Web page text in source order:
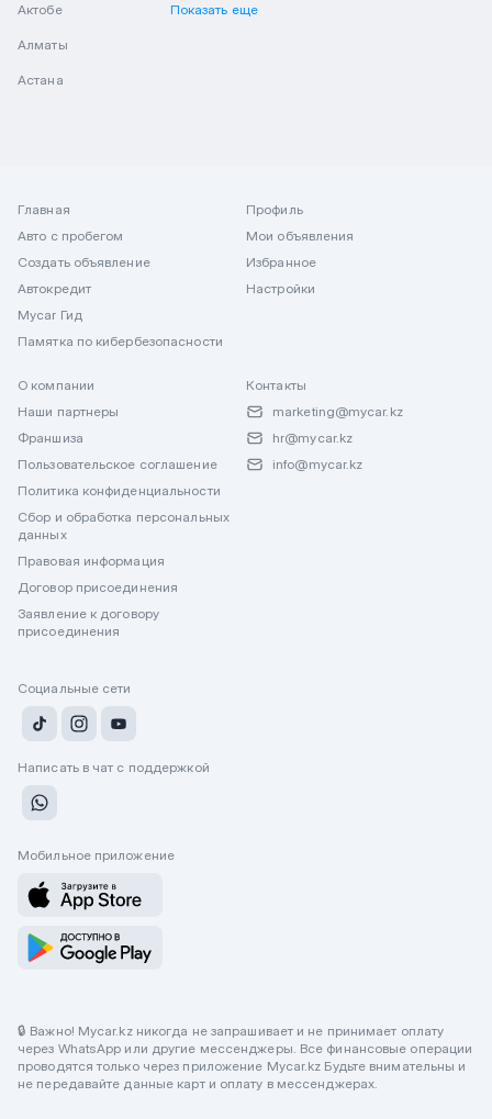
Актобе
Алматы
Астана
Показать еще
Главная
Авто с пробегом
Создать объявление
Автокредит
Mycar Гид
Памятка по кибербезопасности
Профиль
Мои объявления
Избранное
Настройки
О компании
Наши партнеры
Франшиза
Пользовательское соглашение
Политика конфиденциальности
Сбор и обработка персональных
данных
Правовая информация
Договор присоединения
Заявление к договору
присоединения
Контакты
marketing@mycar.kz
hr@mycar.kz
info@mycar.kz
Социальные сети
Написать в чат с поддержкой
Мобильное приложение
🔒 Важно! Mycar.kz никогда не запрашивает и не принимает оплату
через WhatsApp или другие мессенджеры. Все финансовые операции
проводятся только через приложение Mycar.kz Будьте внимательны и
не передавайте данные карт и оплату в мессенджерах.